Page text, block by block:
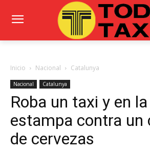
Inicio Nacional Catalunya
Nacional Catalunya
Roba un taxi y en
estampa contra un
de cervezas